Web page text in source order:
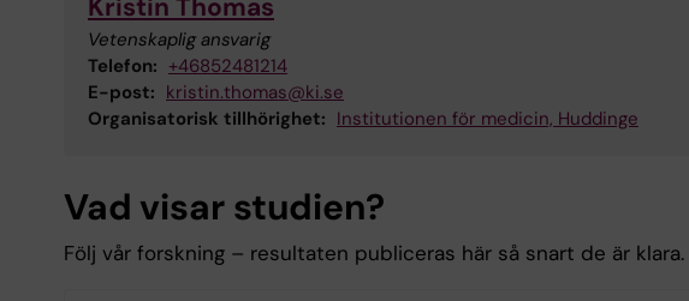
Kristin Thomas
Vetenskaplig ansvarig
Telefon: +46852481214
E-post: kristin.thomas@ki.se
Organisatorisk tillhörighet: Institutionen för medicin, Huddinge
Vad visar studien?
Följ vår forskning – resultaten publiceras här så snart de är klara.